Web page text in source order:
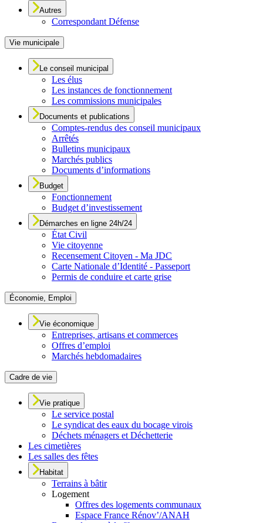
Autres
Correspondant Défense
Vie municipale
Le conseil municipal
Les élus
Les instances de fonctionnement
Les commissions municipales
Documents et publications
Comptes-rendus des conseil municipaux
Arrêtés
Bulletins municipaux
Marchés publics
Documents d’informations
Budget
Fonctionnement
Budget d’investissement
Démarches en ligne 24h/24
État Civil
Vie citoyenne
Recensement Citoyen - Ma JDC
Carte Nationale d’Identité - Passeport
Permis de conduire et carte grise
Économie, Emploi
Vie économique
Entreprises, artisans et commerces
Offres d’emploi
Marchés hebdomadaires
Cadre de vie
Vie pratique
Le service postal
Le syndicat des eaux du bocage virois
Déchets ménagers et Déchetterie
Les cimetières
Les salles des fêtes
Habitat
Terrains à bâtir
Logement
Offres des logements communaux
Espace France Rénov’/ANAH